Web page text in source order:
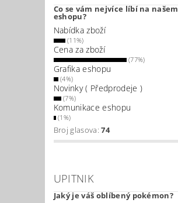
Co se vám nejvíce líbí na našem
eshopu?
Nabídka zboží
(11%)
Cena za zboží
(77%)
Grafika eshopu
(4%)
Novinky ( Předprodeje )
(7%)
Komunikace eshopu
(1%)
Broj glasova:74
UPITNIK
Jaký je váš oblíbený pokémon?